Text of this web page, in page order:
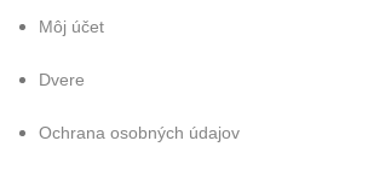
Môj účet
Dvere
Ochrana osobných údajov